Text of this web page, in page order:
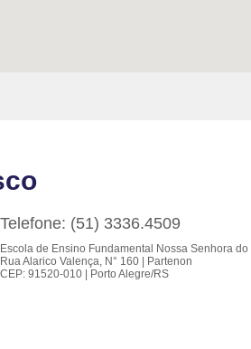
Telefone: (51) 3336.4509
Escola de Ensino Fundamental Nossa Senhora do
Rua Alarico Valença, N° 160 | Partenon
CEP: 91520-010 | Porto Alegre/RS